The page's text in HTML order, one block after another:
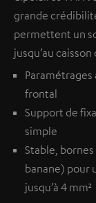
grande
permettent un
jusqu’au caisson
frontal
Support de
simple
Stable,
banane) pour
jusqu’à 4 mm²